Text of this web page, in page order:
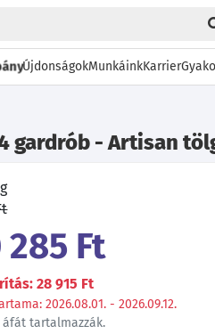
ÚjdonságokMunkáinkKarrier
gardrób - Artisan
Ft
28 915 Ft
2026.08.01. - 2026.09.12.
áfát tartalmazzák.